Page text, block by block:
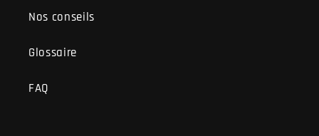
Nos conseils
Glossaire
FAQ